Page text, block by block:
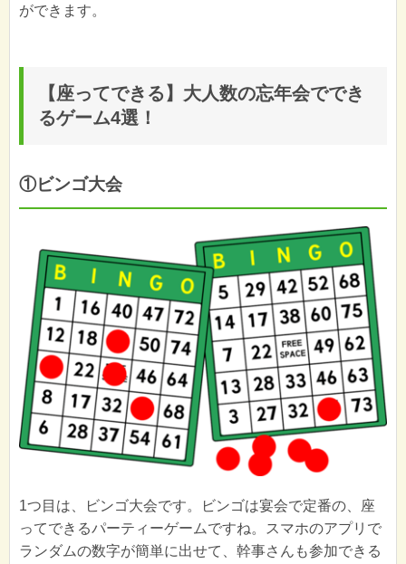
ができます。
【座ってできる】大人数の忘年会ででき
るゲーム4選！
①ビンゴ大会
1つ目は、ビンゴ大会です。ビンゴは宴会で定番の、座
ってできるパーティーゲームですね。スマホのアプリで
ランダムの数字が簡単に出せて、幹事さんも参加できる